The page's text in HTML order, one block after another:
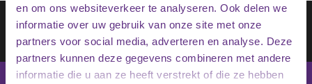
en om ons websiteverkeer te analyseren. Ook delen we
informatie over uw gebruik van onze site met onze
partners voor social media, adverteren en analyse. Deze
partners kunnen deze gegevens combineren met andere
informatie die u aan ze heeft verstrekt of die ze hebben
Schrijf je in op onze nieuwsbrief
Inschrijven